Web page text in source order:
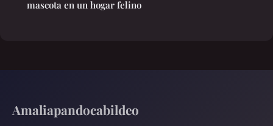
mascota en un hogar felino
Amaliapandocabildeo